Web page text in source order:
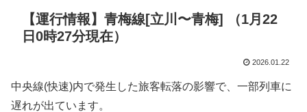
【運行情報】青梅線[立川〜青梅] （1月22
日0時27分現在）
2026.01.22
中央線(快速)内で発生した旅客転落の影響で、一部列車に
遅れが出ています。